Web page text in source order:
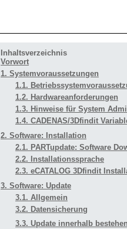
Inhaltsverzeichnis
Vorwort
1. Systemvoraussetzungen
1.1.
1.2. Hardwareanforderungen
1.3. Hinweise für System
1.4. CADENAS/3Dfindit
2. Software: Installation
2.1. PARTupdate: Software
2.2. Installationssprache
2.3. eCATALOG 3Dfindit
3. Software: Update
3.1. Allgemein
3.2. Datensicherung
3.3. Update innerhalb